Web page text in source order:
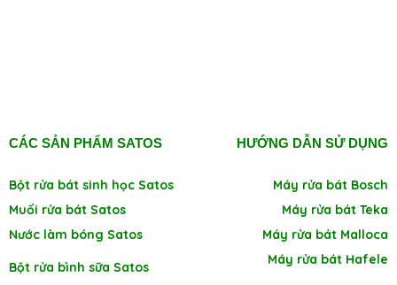
CÁC SẢN PHẨM SATOS
Bột rửa bát sinh học Satos
Muối rửa bát Satos
Nước làm bóng Satos
Bột rửa bình sữa Satos
HƯỚNG DẪN SỬ DỤNG
Máy rửa bát Bosch
Máy rửa bát Teka
Máy rửa bát Malloca
Máy rửa bát Hafele